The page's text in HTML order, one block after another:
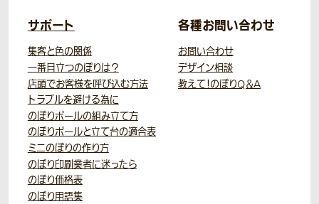
サポート
集客と色の関係
一番目立つのぼりは？
店頭でお客様を呼び込む方法
トラブルを避ける為に
のぼりポールの組み立て方
のぼりポールと立て台の適合表
ミニのぼりの作り方
のぼり印刷業者に迷ったら
のぼり価格表
のぼり用語集
各種お問い合わせ
お問い合わせ
デザイン相談
教えて！のぼりQ＆A